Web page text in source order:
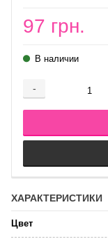
97 грн.
В наличии
-
ХАРАКТЕРИСТИКИ
Цвет